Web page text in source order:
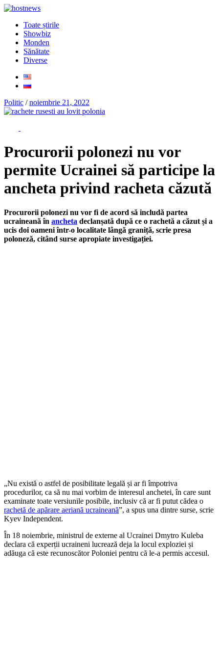
Toate știrile
Showbiz
Monden
Sănătate
Diverse
Politic /noiembrie 21, 2022
Procurorii polonezi nu vor
permite Ucrainei să participe la
ancheta privind racheta căzută
Procurorii polonezi nu vor fi de acord să includă partea
ucraineană în ancheta declanșată după ce o rachetă a căzut și a
ucis doi oameni într-o localitate lângă graniță, scrie presa
poloneză, citând surse apropiate investigației.
„Nu există o astfel de posibilitate legală și ar fi împotriva
procedurilor, ca să nu mai vorbim de interesul anchetei, în care sunt
examinate toate versiunile posibile, inclusiv că ar fi putut cădea o
rachetă de apărare aeriană ucraineană”, a spus una dintre surse, scrie
Kyev Independent.
În 18 noiembrie, ministrul de externe al Ucrainei Dmytro Kuleba
declara că experții ucraineni lucrează deja la locul exploziei și
adăuga că este recunoscător Poloniei pentru că le-a permis accesul.